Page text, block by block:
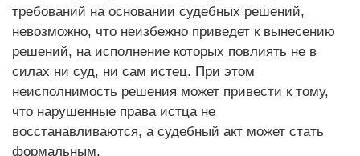
требований на основании судебных решений,
невозможно, что неизбежно приведет к вынесению
решений, на исполнение которых повлиять не в
силах ни суд, ни сам истец. При этом
неисполнимость решения может привести к тому,
что нарушенные права истца не
восстанавливаются, а судебный акт может стать
формальным.